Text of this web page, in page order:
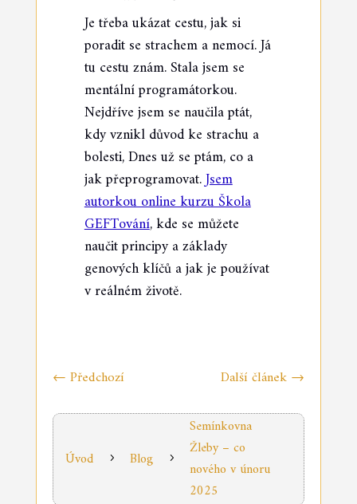
Je třeba ukázat cestu, jak si
poradit se strachem a nemocí. Já
tu cestu znám. Stala jsem se
mentální programátorkou.
Nejdříve jsem se naučila ptát,
kdy vznikl důvod ke strachu a
bolesti, Dnes už se ptám, co a
jak přeprogramovat.Jsem
autorkou online kurzu Škola
GEFTování, kde se můžete
naučit principy a základy
genových klíčů a jak je používat
v reálném životě.
← Předchozí Další článek →
Úvod 5 Blog 5
Semínkovna
Žleby – co
nového v únoru
2025